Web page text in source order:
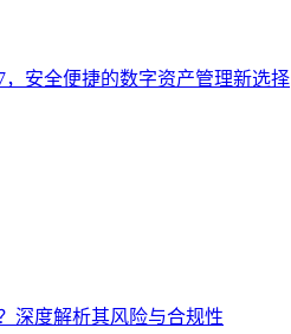
，安全便捷的数字资产管理新选择
深度解析其风险与合规性